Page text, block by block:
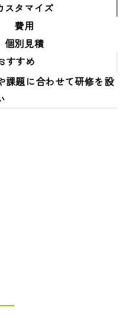
スタマイズ
費用
個別見積
すすめ
課題に合わせて研修を設